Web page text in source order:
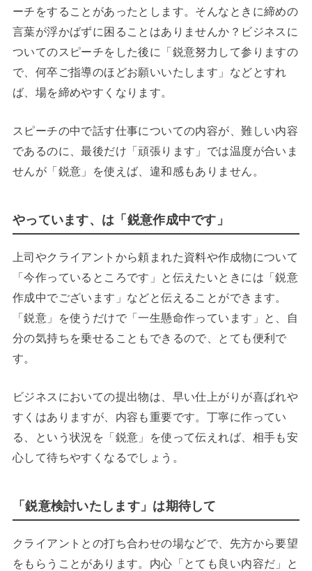
ーチをすることがあったとします。そんなときに締めの
言葉が浮かばずに困ることはありませんか？ビジネスに
ついてのスピーチをした後に「鋭意努力して参りますの
で、何卒ご指導のほどお願いいたします」などとすれ
ば、場を締めやすくなります。
スピーチの中で話す仕事についての内容が、難しい内容
であるのに、最後だけ「頑張ります」では温度が合いま
せんが「鋭意」を使えば、違和感もありません。
やっています、は「鋭意作成中です」
上司やクライアントから頼まれた資料や作成物について
「今作っているところです」と伝えたいときには「鋭意
作成中でございます」などと伝えることができます。
「鋭意」を使うだけで「一生懸命作っています」と、自
分の気持ちを乗せることもできるので、とても便利で
す。
ビジネスにおいての提出物は、早い仕上がりが喜ばれや
すくはありますが、内容も重要です。丁寧に作ってい
る、という状況を「鋭意」を使って伝えれば、相手も安
心して待ちやすくなるでしょう。
「鋭意検討いたします」は期待して
クライアントとの打ち合わせの場などで、先方から要望
をもらうことがあります。内心「とても良い内容だ」と